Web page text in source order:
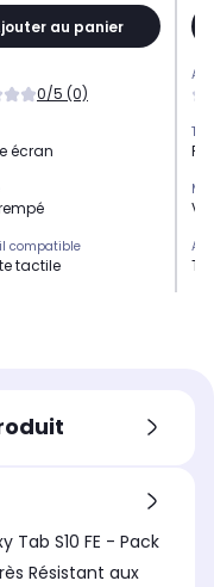
au panier
0/5 (0)
écran
compatible
tactile
S10 FE - Pack
Résistant aux